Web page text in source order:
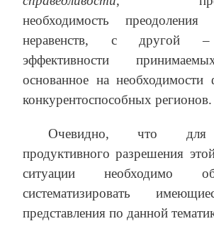
необходимость преодоления
неравенств, с другой –
эффективности
основанное на необходимости
конкурентоспособных регионов.
Очевидно, что для
продуктивного разрешения
ситуации необходимо
систематизировать
представления по данной